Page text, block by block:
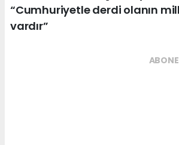
“Cumhuriyetle derdi olanın
vardır”